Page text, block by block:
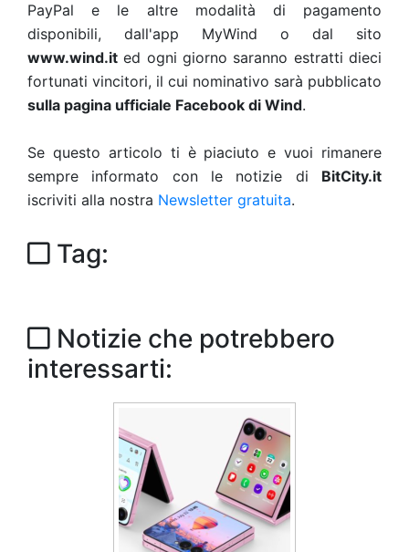
PayPal e le altre modalità di pagamento
disponibili, dall'app MyWind o dal sito
www.wind.it ed ogni giorno saranno estratti dieci
fortunati vincitori, il cui nominativo sarà pubblicato
sulla pagina ufficiale Facebook di Wind.
Se questo articolo ti è piaciuto e vuoi rimanere
sempre informato con le notizie di BitCity.it
iscriviti alla nostra Newsletter gratuita.
Tag:
Notizie che potrebbero
interessarti: